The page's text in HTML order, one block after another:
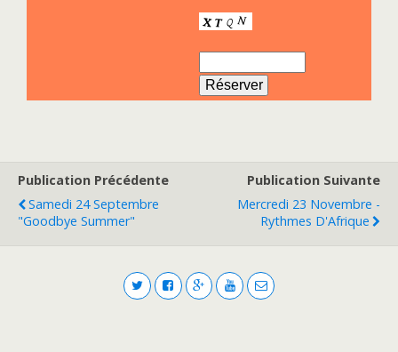
Publication Précédente
Samedi 24 Septembre
"Goodbye Summer"
Publication Suivante
Mercredi 23 Novembre -
Rythmes D'Afrique